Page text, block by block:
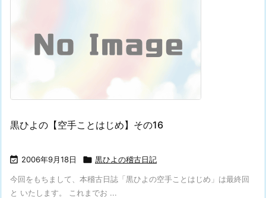
黒ひよの【空手ことはじめ】その16
 2006年9月18日  黒ひよの稽古日記
今回をもちまして、本稽古日誌「黒ひよの空手ことはじめ」は最終回
と いたします。 これまでお ...